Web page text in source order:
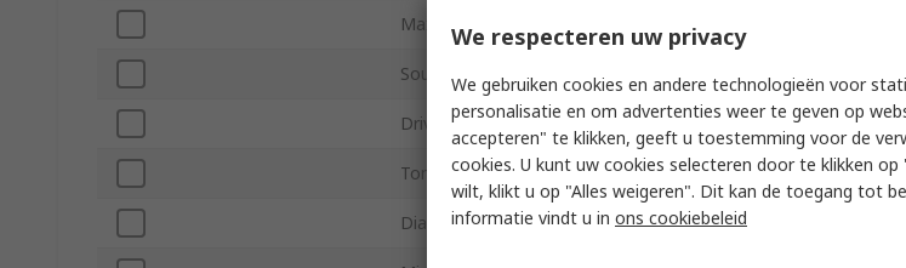
Maximum Supply Voltage
Sound Level 95dB
Drive Type Internal
Tone Type Continuous
Diameter
We respecteren uw privacy
We gebruiken cookies en andere technologieën voor
personalisatie en om advertenties weer te geven op
accepteren" te klikken, geeft u toestemming voor de
cookies. U kunt uw cookies selecteren door te klikken
wilt, klikt u op "Alles weigeren". Dit kan de toegang tot
informatie vindt u in ons cookiebeleid